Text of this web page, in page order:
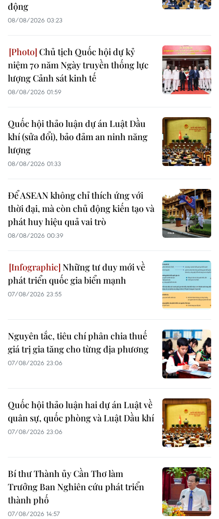
động
08/08/2026 03:23
Chủ tịch Quốc hội dự kỷ
niệm 70 năm Ngày truyền thống lực
lượng Cảnh sát kinh tế
08/08/2026 01:59
Quốc hội thảo luận dự án Luật Dầu
khí (sửa đổi), bảo đảm an ninh năng
lượng
08/08/2026 01:33
Để ASEAN không chỉ thích ứng với
thời đại, mà còn chủ động kiến tạo và
phát huy hiệu quả vai trò
08/08/2026 00:39
Những tư duy mới về
phát triển quốc gia biển mạnh
07/08/2026 23:55
Nguyên tắc, tiêu chí phân chia thuế
giá trị gia tăng cho từng địa phương
07/08/2026 23:06
Quốc hội thảo luận hai dự án Luật về
quân sự, quốc phòng và Luật Dầu khí
07/08/2026 23:06
Bí thư Thành ủy Cần Thơ làm
Trưởng Ban Nghiên cứu phát triển
thành phố
07/08/2026 14:57